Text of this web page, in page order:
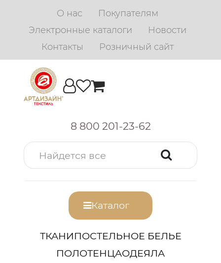
О нас
Покупателям
Электронные каталоги
Новости
Контакты
Розничный сайт
8 800 201-23-62
Каталог
ТКАНИПОСТЕЛЬНОЕ БЕЛЬЕ
ПОЛОТЕНЦАОДЕЯЛА